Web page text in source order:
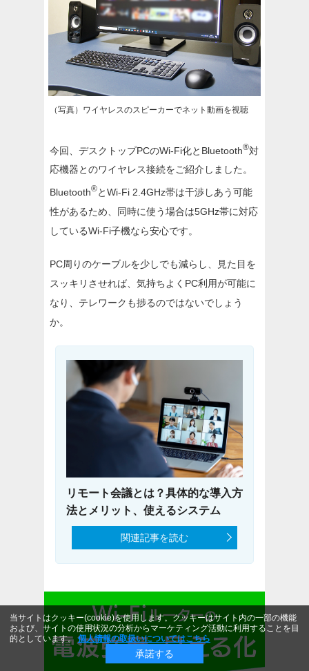
（写真）ワイヤレスのスピーカーでネット動画を視聴
今回、デスクトップPCのWi-Fi化とBluetooth®対
応機器とのワイヤレス接続をご紹介しました。
Bluetooth®とWi-Fi 2.4GHz帯は干渉しあう可能
性があるため、同時に使う場合は5GHz帯に対応
しているWi-Fi子機なら安心です。
PC周りのケーブルを少しでも減らし、見た目を
スッキリさせれば、気持ちよくPC利用が可能に
なり、テレワークも捗るのではないでしょう
か。
リモート会議とは？具体的な導入方
法とメリット、使えるシステム
関連記事を読む
当サイトはクッキー(cookie)を使用します。クッキーはサイト内の一部の機能
および、サイトの使用状況の分析からマーケティング活動に利用することを目
的としています。 個人情報の取扱いについてはこちら
承諾する